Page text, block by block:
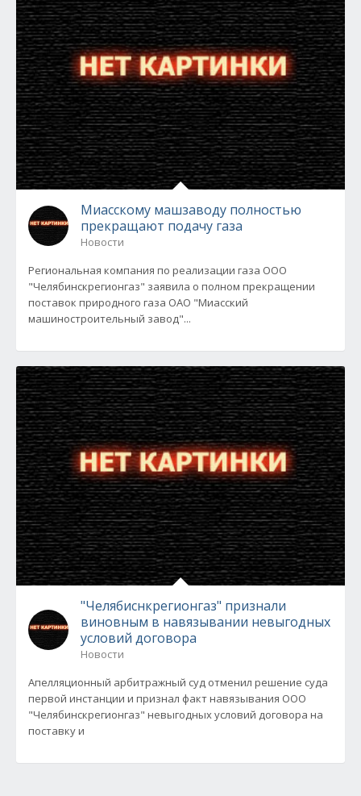
Миасскому машзаводу полностью
прекращают подачу газа
Новости
Региональная компания по реализации газа ООО
"Челябинскрегионгаз" заявила о полном прекращении
поставок природного газа ОАО "Миасский
машиностроительный завод"...
"Челябиснкрегионгаз" признали
виновным в навязывании невыгодных
условий договора
Новости
Апелляционный арбитражный суд отменил решение суда
первой инстанции и признал факт навязывания ООО
"Челябинскрегионгаз" невыгодных условий договора на
поставку и